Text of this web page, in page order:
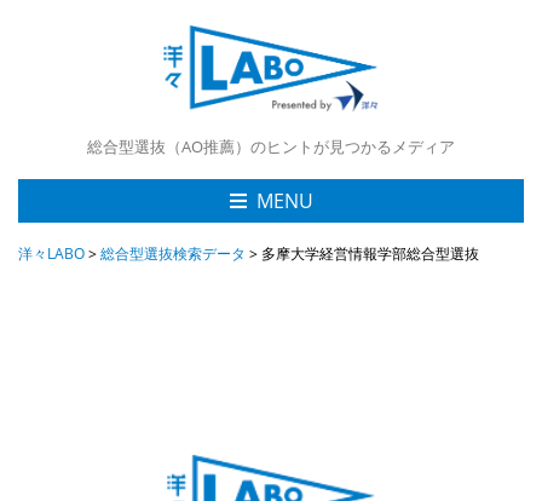
総合型選抜（AO推薦）のヒントが見つかるメディア
MENU
洋々LABO>総合型選抜検索データ > 多摩大学経営情報学部総合型選抜